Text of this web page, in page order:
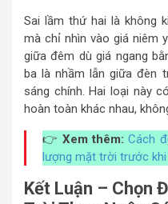
Sai lầm thứ hai là không
mà chỉ nhìn vào giá niêm
giữa đêm dù giá ngang
ba là nhầm lẫn giữa đèn
sáng chính. Hai loại này
hoàn toàn khác nhau,
👉 Xem thêm: Cách
lượng mặt trời trước
Kết Luận – Chọn